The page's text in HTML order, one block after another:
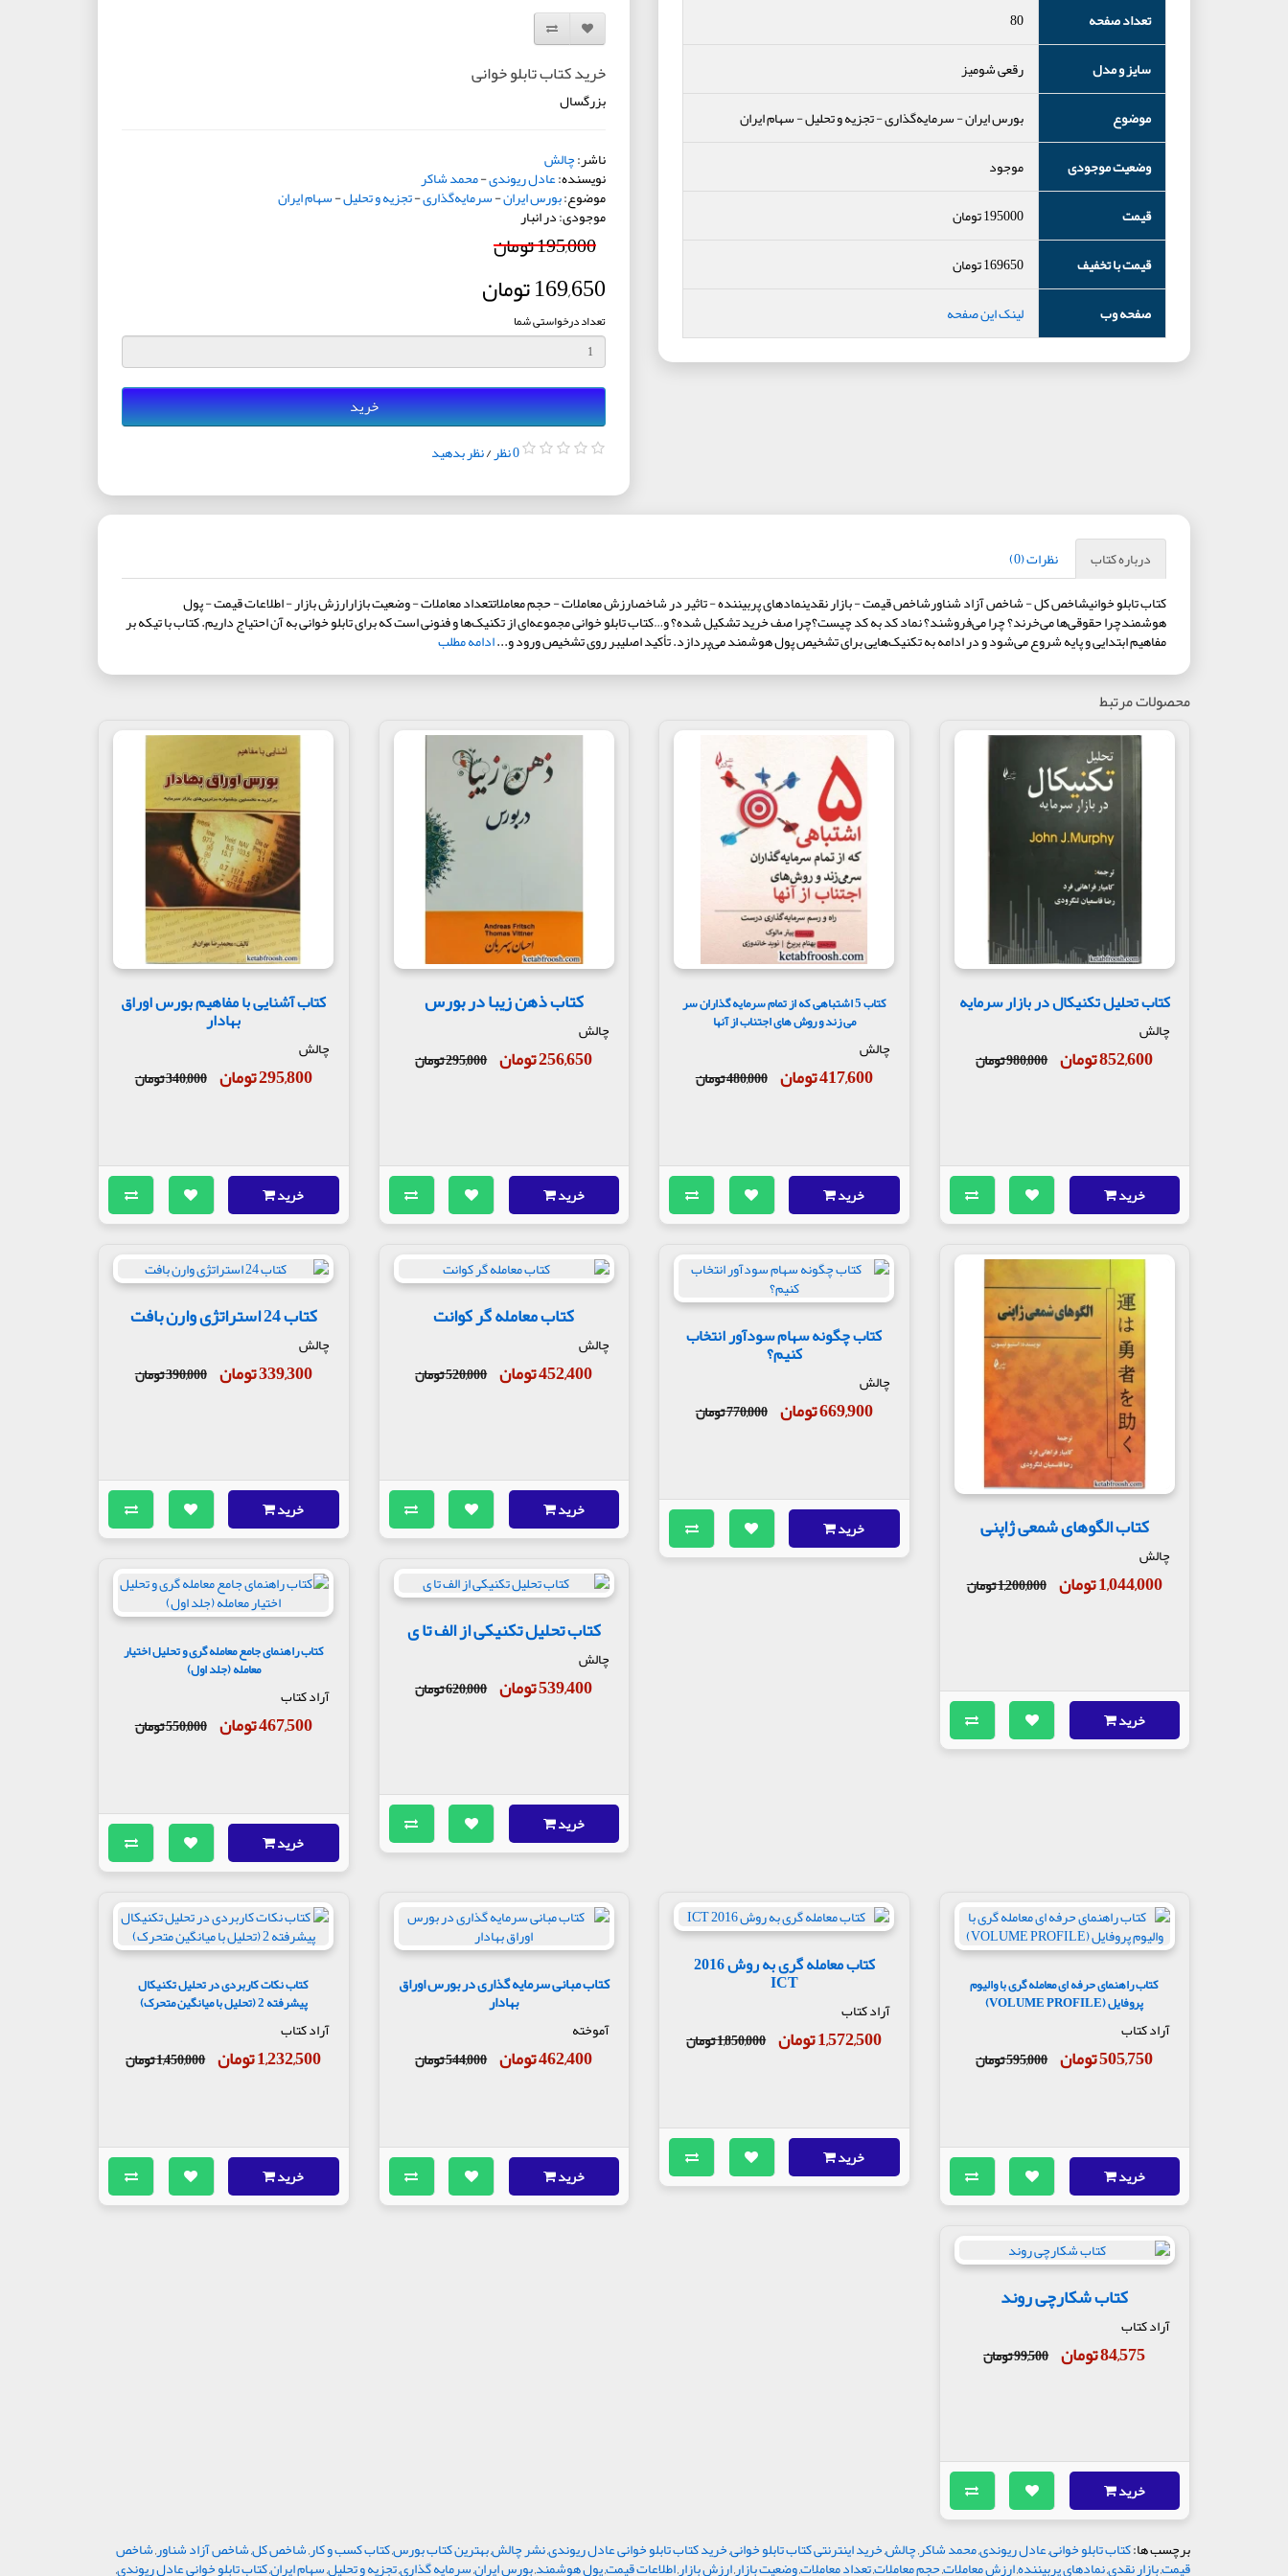
تعداد صفحه
80
سایز و مدل
رقعی شومیز
موضوع
بورس ایران-سرمایه‌گذاری-تجزیه و تحلیل-سهام ایران
وضعیت موجودی
موجود
قیمت
195000تومان
قیمت با تخفیف
169650تومان
صفحه وب
لینک این صفحه
افزودن به لیست دلخواه
مقایسه این محصول
خرید کتاب تابلو خوانی
بزرگسال
ناشر:چالش
نویسنده:عادل ریوندی-محمد شاکر
موضوع:بورس ایران-سرمایه‌گذاری-تجزیه و تحلیل-سهام ایران
موجودی: در انبار
195,000 تومان
169,650 تومان
تعداد درخواستی شما
خرید
0 نظر /نظر بدهید
درباره کتاب
نظرات (0)
کتاب تابلو خوانیشاخص کل - شاخص آزاد شناورشاخص قیمت - بازار نقدینمادهای پربیننده - تاثیر در شاخصارزش معاملات - حجم معاملاتتعداد معاملات - وضعیت بازارارزش بازار - اطلاعات قیمت - پول
هوشمندچرا حقوقی‌ها می‌خرند؟ چرا می‌فروشند؟ نماد کد به کد چیست؟چرا صف خرید تشکیل شده؟ و…کتاب تابلو خوانی مجموعه‌ای از تکنیک‌ها و فنونی است که برای تابلو خوانی به آن احتیاج داریم. کتاب با تیکه بر
مفاهیم ابتدایی و پایه شروع می‌شود و در ادامه به تکنیک‌هایی برای تشخیص پول هوشمند می‌پردازد. تأکید اصلیبر روی تشخیص ورود و...ادامه مطلب
محصولات مرتبط
کتاب تحلیل تکنیکال در بازار سرمایه
چالش
852,600 تومان 980,000 تومان
خرید
کتاب 5 اشتباهی که از تمام سرمایه گذاران سر
می زند و روش های اجتناب از آنها
چالش
417,600 تومان 480,000 تومان
خرید
کتاب ذهن زیبا در بورس
چالش
256,650 تومان 295,000 تومان
خرید
کتاب آشنایی با مفاهیم بورس اوراق
بهادار
چالش
295,800 تومان 340,000 تومان
خرید
کتاب الگوهای شمعی ژاپنی
چالش
1,044,000 تومان 1,200,000 تومان
خرید
کتاب چگونه سهام سودآور انتخاب
کنیم؟
چالش
669,900 تومان 770,000 تومان
خرید
کتاب معامله گر کوانت
چالش
452,400 تومان 520,000 تومان
خرید
کتاب 24 استراتژی وارن بافت
چالش
339,300 تومان 390,000 تومان
خرید
کتاب تحلیل تکنیکی از الف تا ی
چالش
539,400 تومان 620,000 تومان
خرید
کتاب راهنمای جامع معامله گری و تحلیل اختیار
معامله (جلد اول)
آراد کتاب
467,500 تومان 550,000 تومان
خرید
کتاب راهنمای حرفه ای معامله گری با والیوم
پروفایل (VOLUME PROFILE)
آراد کتاب
505,750 تومان 595,000 تومان
خرید
کتاب معامله گری به روش 2016
ICT
آراد کتاب
1,572,500 تومان 1,850,000 تومان
خرید
کتاب مبانی سرمایه گذاری در بورس اوراق
بهادار
آموخته
462,400 تومان 544,000 تومان
خرید
کتاب نکات کاربردی در تحلیل تکنیکال
پیشرفته 2 (تحلیل با میانگین متحرک)
آراد کتاب
1,232,500 تومان 1,450,000 تومان
خرید
کتاب شکارچی روند
آراد کتاب
84,575 تومان 99,500 تومان
خرید
برچسب ها:کتاب تابلو خوانی,عادل ریوندی,محمد شاکر,چالش,خرید اینترنتی کتاب تابلو خوانی,خرید کتاب تابلو خوانی عادل ریوندی,نشر چالش,بهترین کتاب بورس,کتاب کسب و کار,شاخص کل,شاخص آزاد شناور,شاخص
قیمت,بازار نقدی,نمادهای پربیننده,ارزش معاملات,حجم معاملات,تعداد معاملات,وضعیت بازار,ارزش بازار,اطلاعات قیمت,پول هوشمند,بورس ایران,سرمایه گذاری,تجزیه و تحلیل,سهام ایران,کتاب تابلو خوانی عادل ریوندی,